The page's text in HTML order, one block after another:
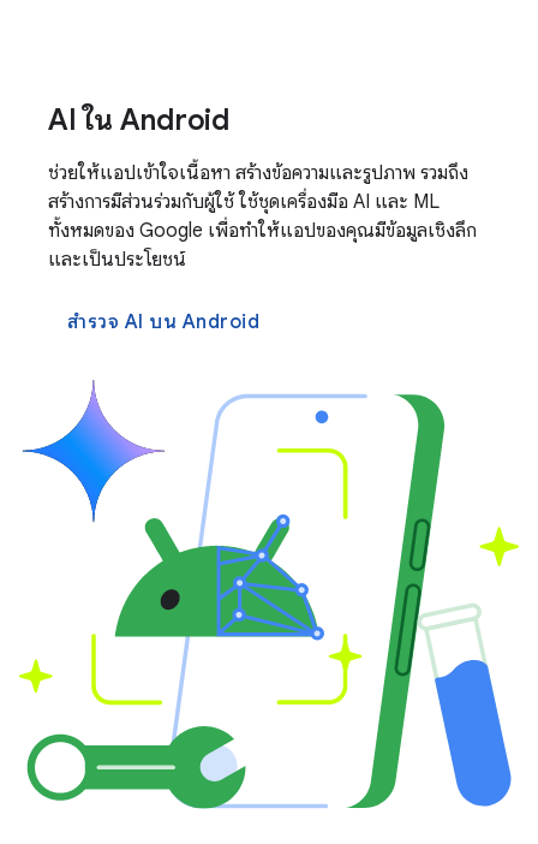
AI ใน Android
ช่วยให้แอปเข้าใจเนื้อหา สร้างข้อความและรูปภาพ รวมถึง
สร้างการมีส่วนร่วมกับผู้ใช้ ใช้ชุดเครื่องมือ AI และ ML
ทั้งหมดของ Google เพื่อทำให้แอปของคุณมีข้อมูลเชิงลึก
และเป็นประโยชน์
สำรวจ AI บน Android